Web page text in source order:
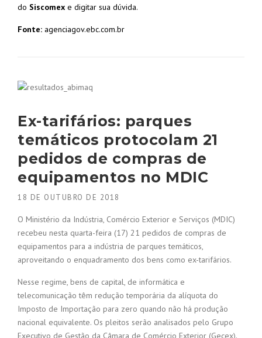
do Siscomex e digitar sua dúvida.
Fonte: agenciagov.ebc.com.br
Ex-tarifários: parques
temáticos protocolam 21
pedidos de compras de
equipamentos no MDIC
18 DE OUTUBRO DE 2018
O Ministério da Indústria, Comércio Exterior e Serviços (MDIC)
recebeu nesta quarta-feira (17) 21 pedidos de compras de
equipamentos para a indústria de parques temáticos,
aproveitando o enquadramento dos bens como ex-tarifários.
Nesse regime, bens de capital, de informática e
telecomunicação têm redução temporária da alíquota do
Imposto de Importação para zero quando não há produção
nacional equivalente. Os pleitos serão analisados pelo Grupo
Executivo de Gestão da Câmara de Comércio Exterior (Gecex).